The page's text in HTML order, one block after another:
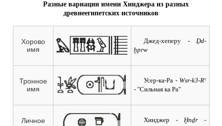
Разные вариации имени Хинджера из разных
древнеегипетских источников
Хорово
имя
Джед-хеперу - Ḏd-
ḫprw
Тронное
имя
Усер-ка-Ра - Wsr-k3-Rˁ
-"Сильная ка Ра"
Личное
Хинджер - Ḫnḏr -